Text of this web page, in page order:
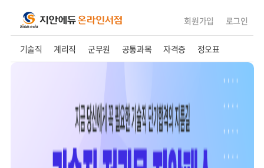
회원가입 로그인
기술직 계리직 군무원 공통과목 자격증 정오표